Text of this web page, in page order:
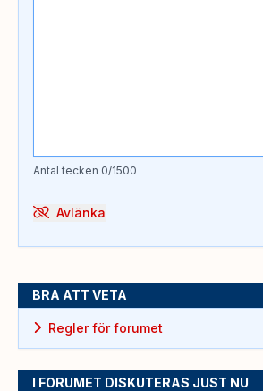
Antal tecken 0/1500
Avlänka
BRA ATT VETA
Regler för forumet
I FORUMET DISKUTERAS JUST NU